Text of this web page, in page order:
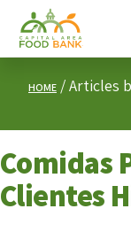
HOME Articles
Comidas
Clientes